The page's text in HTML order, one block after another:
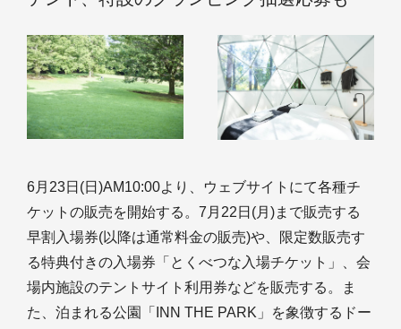
6月23日(日)AM10:00より、ウェブサイトにて各種チ
ケットの販売を開始する。7月22日(月)まで販売する
早割入場券(以降は通常料金の販売)や、限定数販売す
る特典付きの入場券「とくべつな入場チケット」、会
場内施設のテントサイト利用券などを販売する。ま
た、泊まれる公園「INN THE PARK」を象徴するドー